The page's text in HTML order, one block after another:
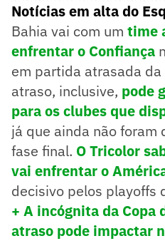
Notícias em alta do
Bahia vai com um time
enfrentar o Confiança
em partida atrasada
atraso, inclusive, pode
para os clubes que
já que ainda não foram
fase final. O Tricolor
vai enfrentar o
decisivo pelos playoffs
+ A incógnita da Copa
atraso pode impactar